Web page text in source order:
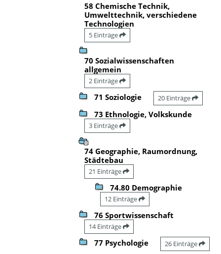
58 Chemische Technik,
Umwelttechnik, verschiedene
Technologien
5 Einträge
70 Sozialwissenschaften
allgemein
2 Einträge
71 Soziologie 20 Einträge
73 Ethnologie, Volkskunde
3 Einträge
74 Geographie, Raumordnung,
Städtebau
21 Einträge
74.80 Demographie
12 Einträge
76 Sportwissenschaft
14 Einträge
77 Psychologie 26 Einträge